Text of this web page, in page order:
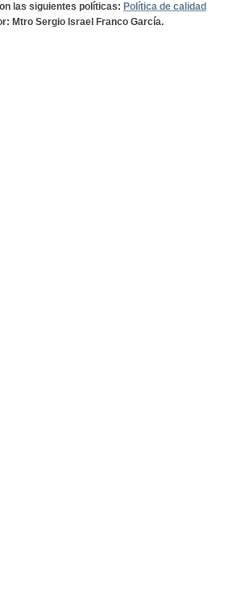
las siguientes políticas: Política de calidad
Mtro Sergio Israel Franco García.